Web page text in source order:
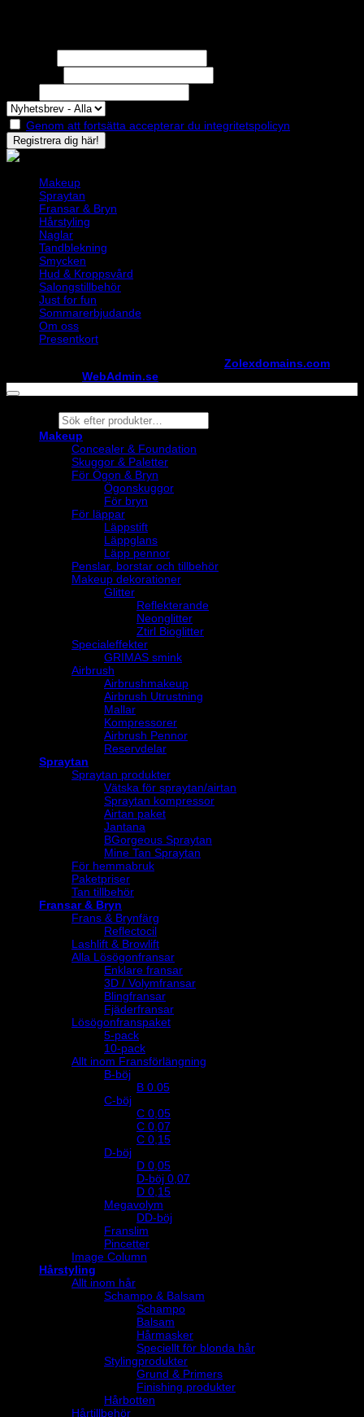
Genom att fortsätta accepterar du integritetspolicyn
Makeup
Spraytan
Fransar & Bryn
Hårstyling
Naglar
Tandblekning
Smycken
Hud & Kroppsvård
Salongstillbehör
Just for fun
Sommarerbjudande
Om oss
Presentkort
Zolexdomains.com
WebAdmin.se
Products
search
Makeup
Concealer & Foundation
Skuggor & Paletter
För Ögon & Bryn
Ögonskuggor
För bryn
För läppar
Läppstift
Läppglans
Läpp pennor
Penslar, borstar och tillbehör
Makeup dekorationer
Glitter
Reflekterande
Neonglitter
Ztirl Bioglitter
Specialeffekter
GRIMAS smink
Airbrush
Airbrushmakeup
Airbrush Utrustning
Mallar
Kompressorer
Airbrush Pennor
Reservdelar
Spraytan
Spraytan produkter
Vätska för spraytan/airtan
Spraytan kompressor
Airtan paket
Jantana
BGorgeous Spraytan
Mine Tan Spraytan
För hemmabruk
Paketpriser
Tan tillbehör
Fransar & Bryn
Frans & Brynfärg
Reflectocil
Lashlift & Browlift
Alla Lösögonfransar
Enklare fransar
3D / Volymfransar
Blingfransar
Fjäderfransar
Lösögonfranspaket
5-pack
10-pack
Allt inom Fransförlängning
B-böj
B 0.05
C-böj
C 0,05
C 0,07
C 0,15
D-böj
D 0,05
D-böj 0,07
D 0,15
Megavolym
DD-böj
Franslim
Pincetter
Image Column
Hårstyling
Allt inom hår
Schampo & Balsam
Schampo
Balsam
Hårmasker
Speciellt för blonda hår
Stylingprodukter
Grund & Primers
Finishing produkter
Hårbotten
Hårtillbehör